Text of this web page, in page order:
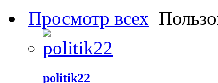
Просмотр всех
politik22